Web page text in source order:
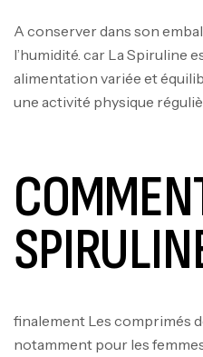
A conserver dans son
l’humidité. car La Spiruline
alimentation variée et
une activité physique
finalement Les comprimés
notamment pour les